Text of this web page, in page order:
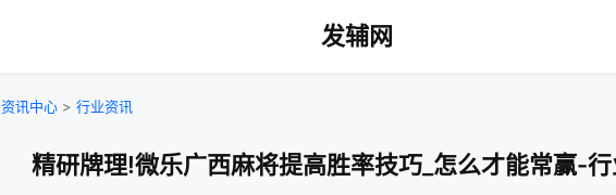
发辅网
资讯中心 > 行业资讯
精研牌理!微乐广西麻将提高胜率技巧_怎么才能常赢-